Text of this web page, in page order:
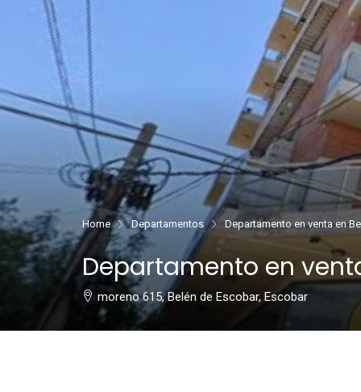
Home Departamentos Departamento en venta en
Departamento en
moreno 615, Belén de Escobar, Escobar